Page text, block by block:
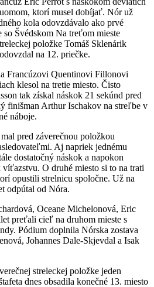
ktorí musel dobíjať. Nór už
kola odovzdávalo ako prvé
so Švédskom Na treťom mieste
položke Tomáš Sklenárik
na 12. priečke.
Francúzovi Quentinovi Fillonovi
klesol na tretie miesto. Čisto
tak získal náskok 21 sekúnd pred
finišman Arthur Ischakov na streľbe v
náboje.
pred záverečnou položkou
Aj napriek jednému
dostatočný náskok a napokon
O druhé miesto si to na trati
opustili strelnicu spoločne. Už na
odpútal od Nóra.
Oceane Michelonová, Eric
preťali cieľ na druhom mieste s
Pódium doplnila Nórska zostava
Johannes Dale-Skjevdal a Isak
streleckej položke jeden
dnes obsadila konečné 13. miesto